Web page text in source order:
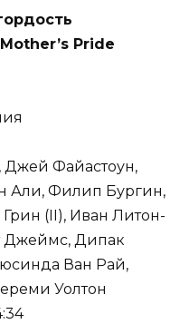
Mother’s Pride
Джей Файастоун,
Али, Филип Бургин,
(II), Иван Литон-
Джеймс, Дипак
Ван Рай,
Уолтон